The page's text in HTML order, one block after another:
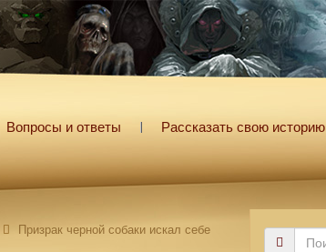
Вопросы и ответы Рассказать свою историю
Призрак черной собаки искал себе
Поиск